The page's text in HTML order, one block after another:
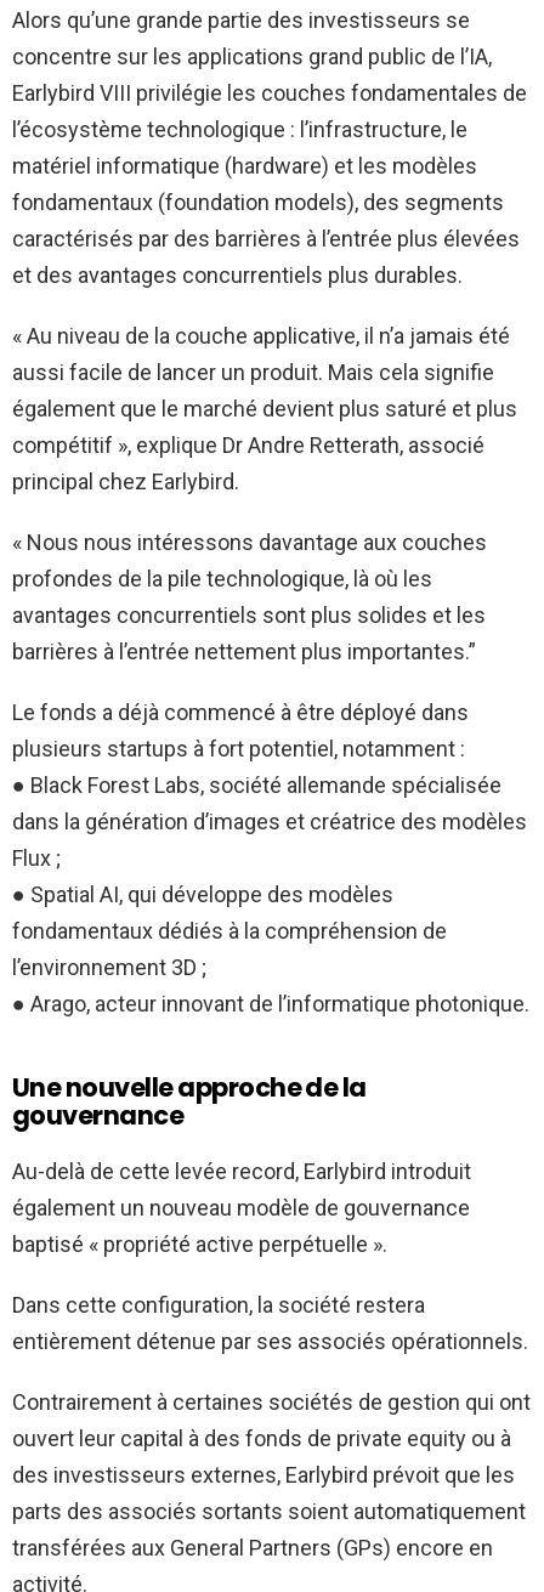
Alors qu’une grande partie des investisseurs se
concentre sur les applications grand public de l’IA,
Earlybird VIII privilégie les couches fondamentales de
l’écosystème technologique : l’infrastructure, le
matériel informatique (hardware) et les modèles
fondamentaux (foundation models), des segments
caractérisés par des barrières à l’entrée plus élevées
et des avantages concurrentiels plus durables.
« Au niveau de la couche applicative, il n’a jamais été
aussi facile de lancer un produit. Mais cela signifie
également que le marché devient plus saturé et plus
compétitif », explique Dr Andre Retterath, associé
principal chez Earlybird.
« Nous nous intéressons davantage aux couches
profondes de la pile technologique, là où les
avantages concurrentiels sont plus solides et les
barrières à l’entrée nettement plus importantes.”
Le fonds a déjà commencé à être déployé dans
plusieurs startups à fort potentiel, notamment :
● Black Forest Labs, société allemande spécialisée
dans la génération d’images et créatrice des modèles
Flux ;
● Spatial AI, qui développe des modèles
fondamentaux dédiés à la compréhension de
l’environnement 3D ;
● Arago, acteur innovant de l’informatique photonique.
Une nouvelle approche de la
gouvernance
Au-delà de cette levée record, Earlybird introduit
également un nouveau modèle de gouvernance
baptisé « propriété active perpétuelle ».
Dans cette configuration, la société restera
entièrement détenue par ses associés opérationnels.
Contrairement à certaines sociétés de gestion qui ont
ouvert leur capital à des fonds de private equity ou à
des investisseurs externes, Earlybird prévoit que les
parts des associés sortants soient automatiquement
transférées aux General Partners (GPs) encore en
activité.